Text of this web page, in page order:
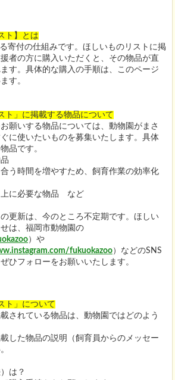
ト】とは
寄付の仕組みです。ほしいものリストに掲
者の方に購入いただくと、その物品が直
す。具体的な購入の手順は、このページ
す。
ト」に掲載する物品について
願いする物品については、動物園がまさ
に使いたいものを募集いたします。具体
品です。
う時間を増やすため、飼育作業の効率化
上に必要な物品 など
更新は、今のところ不定期です。ほしい
は、福岡市動物園の
）や
fukuokazoo）などのSNS
ひフォローをお願いいたします。
ト」について
されている物品は、動物園ではどのよう
した物品の説明（飼育員からのメッセー
は？